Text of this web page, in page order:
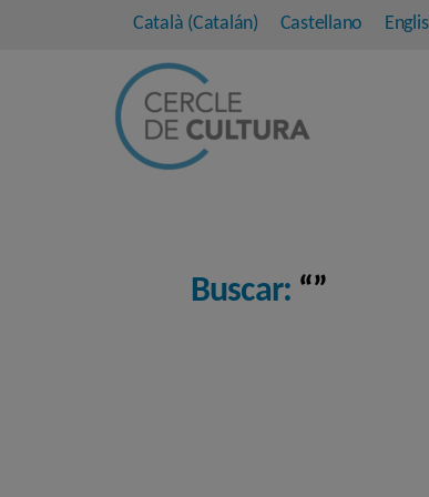
Català (Catalán) Castellano
Buscar: “”